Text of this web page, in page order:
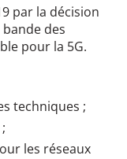
par la décision
des
pour la 5G.
techniques ;
les réseaux